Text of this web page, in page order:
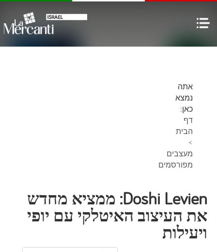
אתה
נמצא
כאן:
דף
הבית
>
מעצבים
מפורסמים
Doshi Levien: ממציא מחדש
את העיצוב האיטלקי עם יופי
ויעילות